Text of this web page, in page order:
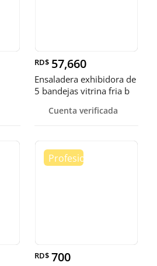
RD$ 57,660
Ensaladera exhibidora de
5 bandejas vitrina fria b
Cuenta verificada
RD$ 700